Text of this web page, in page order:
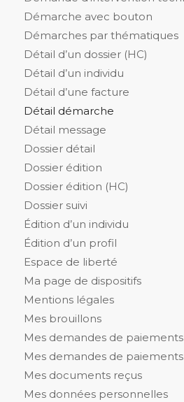
Démarche avec bouton
Démarches par thématiques
Détail d’un dossier (HC)
Détail d’un individu
Détail d’une facture
Détail démarche
Détail message
Dossier détail
Dossier édition
Dossier édition (HC)
Dossier suivi
Édition d’un individu
Édition d’un profil
Espace de liberté
Ma page de dispositifs
Mentions légales
Mes brouillons
Mes demandes de paiements
Mes demandes de paiements
Mes documents reçus
Mes données personnelles